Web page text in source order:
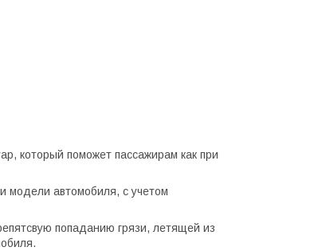
который поможет пассажирам как при
модели автомобиля, с учетом
попаданию грязи, летящей из